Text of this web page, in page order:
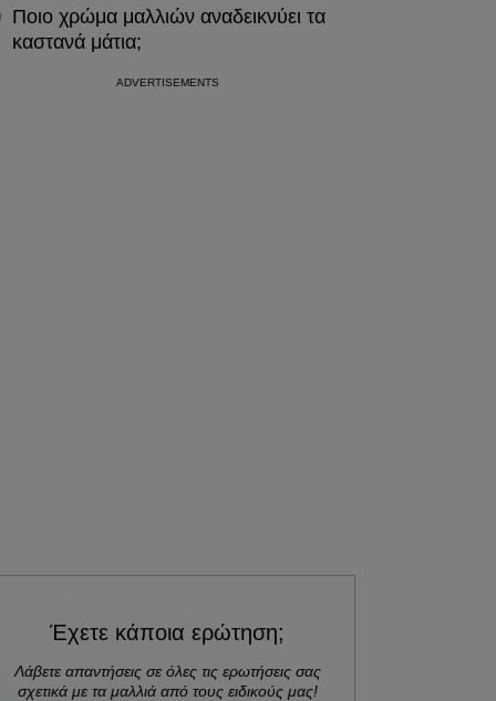
Ποιο χρώμα μαλλιών αναδεικνύει τα
καστανά μάτια;
Έχετε κάποια ερώτηση;
Λάβετε απαντήσεις σε όλες τις ερωτήσεις σας
σχετικά με τα μαλλιά από τους ειδικούς μας!